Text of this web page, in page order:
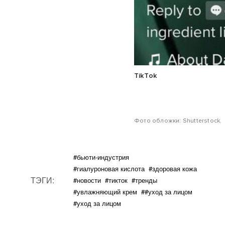
TikTok
Фото обложки: Shutterstock.
ТЭГИ:
#бьюти-индустрия
#гиалуроновая кислота #здоровая кожа
#новости #тикток #тренды
#увлажняющий крем ##уход за лицом
#уход за лицом